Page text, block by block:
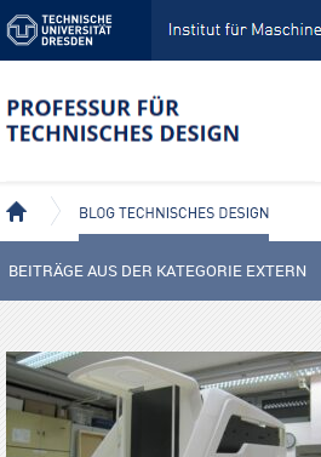
BEITRÄGE AUS DER KATEGORIE EXTERN